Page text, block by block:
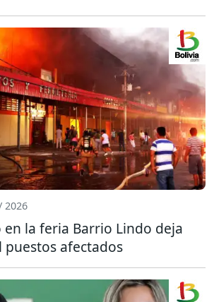
2026
en la feria Barrio Lindo deja
puestos afectados